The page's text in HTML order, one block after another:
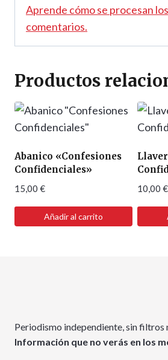
Aprende cómo se procesan
comentarios.
Productos
Abanico «Confesiones
Confidenciales»
15,00 €
Añadir al carrito
10,00 €
Periodismo independiente, sin filtros
Información que no verás en los